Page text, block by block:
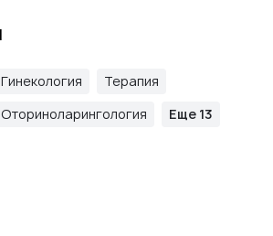
Гинекология
Терапия
Оториноларингология Еще 13